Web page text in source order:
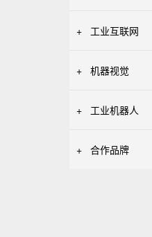
+ 工业互联网
+ 机器视觉
+ 工业机器人
+ 合作品牌